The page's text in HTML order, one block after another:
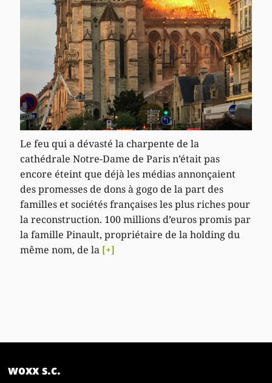
Le feu qui a dévasté la charpente de la
cathédrale Notre-Dame de Paris n’était pas
encore éteint que déjà les médias annonçaient
des promesses de dons à gogo de la part des
familles et sociétés françaises les plus riches pour
la reconstruction. 100 millions d’euros promis par
la famille Pinault, propriétaire de la holding du
même nom, de la [+]
woxx s.c.